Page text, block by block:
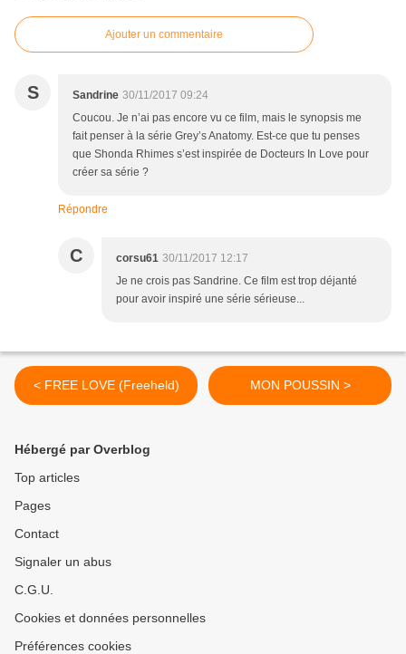
Ajouter un commentaire
S Sandrine 30/11/2017 09:24
Coucou. Je n’ai pas encore vu ce film, mais le synopsis me
fait penser à la série Grey’s Anatomy. Est-ce que tu penses
que Shonda Rhimes s’est inspirée de Docteurs In Love pour
créer sa série ?
Répondre
C corsu61 30/11/2017 12:17
Je ne crois pas Sandrine. Ce film est trop déjanté
pour avoir inspiré une série sérieuse...
< FREE LOVE (Freeheld) MON POUSSIN >
Hébergé par Overblog
Top articles
Pages
Contact
Signaler un abus
C.G.U.
Cookies et données personnelles
Préférences cookies